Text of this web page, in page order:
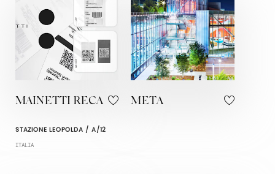
MAINETTI RECA
STAZIONE LEOPOLDA / A/12
ITALIA
META